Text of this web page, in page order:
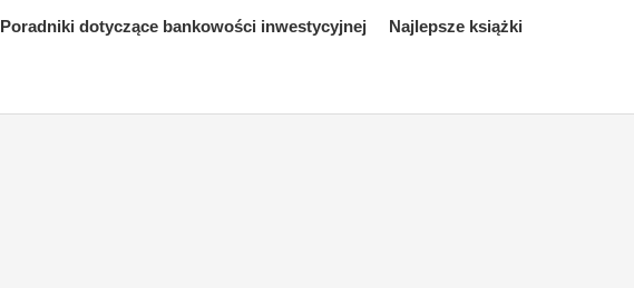
Poradniki dotyczące bankowości inwestycyjnej Najlepsze książki